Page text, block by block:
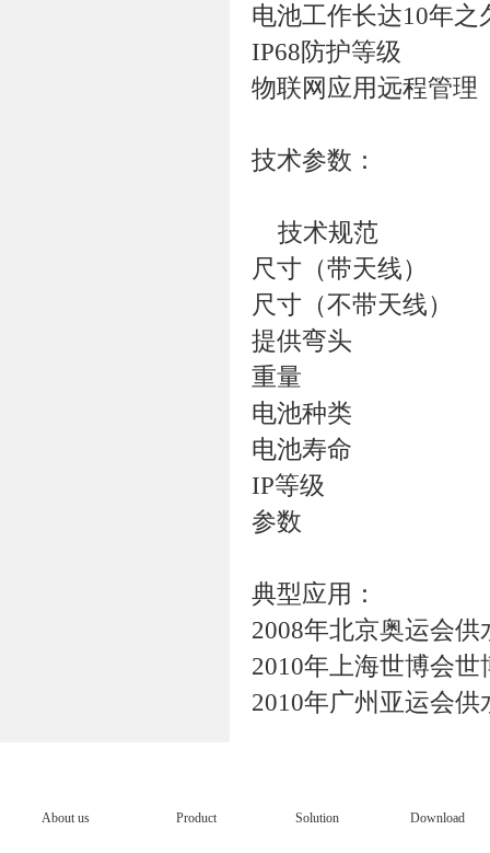
电池工作长达10年之
IP68防护等级
物联网应用远程管理
技术参数：
技术规
尺寸（带天线）
尺寸（不带天线
提供弯头
重量
电池种类 锂
电池寿命 标准
IP等级
参数 允许
典型应用：
2008年北京奥运会
2010年上海世博会
2010年广州亚运会
About us Product Solution Download